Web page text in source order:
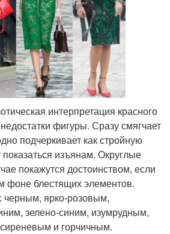
интерпретация красного
фигуры. Сразу смягчает
подчеркивает как стройную
показаться изъянам. Округлые
покажутся достоинством, если
фоне блестящих элементов.
черным, ярко-розовым,
зелено-синим, изумрудным,
и горчичным.